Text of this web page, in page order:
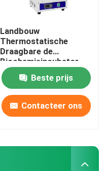
Landbouw
Thermostatische
Draagbare de
Biochemieincubator
van de Incubator110v
220V BasisBeste prijs
Contacteer ons